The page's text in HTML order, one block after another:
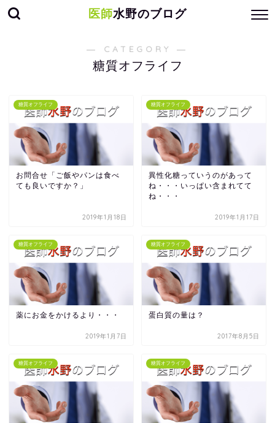
医師水野のブログ
― CATEGORY ―
糖質オフライフ
糖質オフライフ
お問合せ「ご飯やパンは食べ
ても良いですか？」
2019年1月18日
糖質オフライフ
異性化糖っていうのがあって
ね・・・いっぱい含まれてて
ね・・・
2019年1月17日
糖質オフライフ
薬にお金をかけるより・・・
2019年1月7日
糖質オフライフ
蛋白質の量は？
2017年8月5日
糖質オフライフ 糖質オフライフ